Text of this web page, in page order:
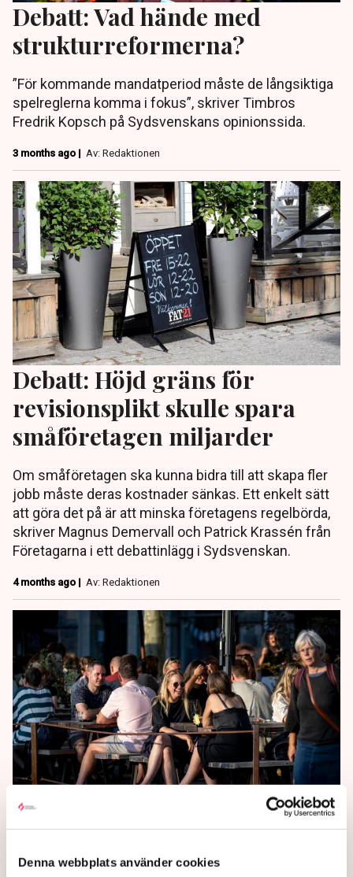
Denna webbplats använder cookies
Debatt: Vad hände med
strukturreformerna?
”För kommande mandatperiod måste de långsiktiga
spelreglerna komma i fokus”, skriver Timbros
Fredrik Kopsch på Sydsvenskans opinionssida.
3 months ago | Av: Redaktionen
Debatt: Höjd gräns för
revisionsplikt skulle spara
småföretagen miljarder
Om småföretagen ska kunna bidra till att skapa fler
jobb måste deras kostnader sänkas. Ett enkelt sätt
att göra det på är att minska företagens regelbörda,
skriver Magnus Demervall och Patrick Krassén från
Företagarna i ett debattinlägg i Sydsvenskan.
4 months ago | Av: Redaktionen
Debatt: Äntligen en reform
för ett roligare Sverige